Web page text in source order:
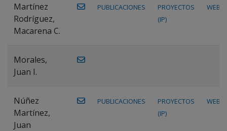
Martínez
Rodríguez,
Macarena C.
PUBLICACIONES
PROYECTOS
(IP)
WEB
Morales,
Juan I.
Núñez
Martínez,
Juan
PUBLICACIONES
PROYECTOS
(IP)
WEB